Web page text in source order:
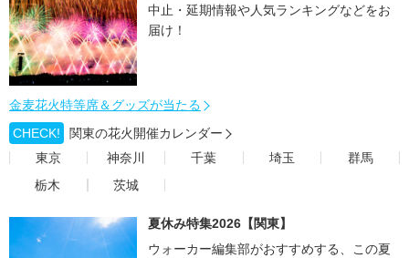
中止・延期情報や人気ランキングなどをお
届け！
金麦花火特等席＆グッズが当たる
CHECK!
関東の花火開催カレンダー
東京
神奈川 千葉 埼玉
群馬
栃木
茨城
夏休み特集2026【関東】
ウォーカー編集部がおすすめする、この夏